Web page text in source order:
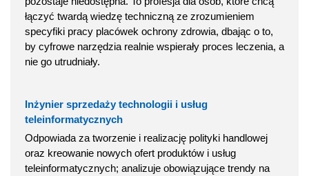
łączyć twardą wiedzę techniczną ze zrozumieniem
specyfiki pracy placówek ochrony zdrowia, dbając o to,
by cyfrowe narzędzia realnie wspierały proces leczenia, a
nie go utrudniały.
Inżynier sprzedaży technologii i usług
teleinformatycznych
Odpowiada za tworzenie i realizację polityki handlowej
oraz kreowanie nowych ofert produktów i usług
teleinformatycznych; analizuje obowiązujące trendy na